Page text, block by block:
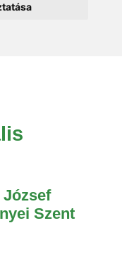
Szent